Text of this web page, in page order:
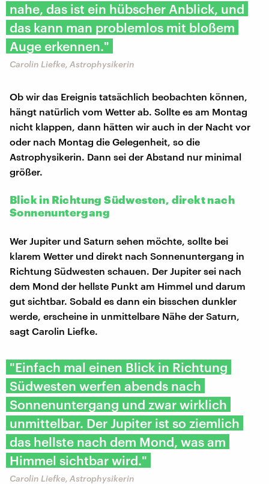
nahe, das ist ein hübscher Anblick, und
das kann man problemlos mit bloßem
Auge erkennen."
Carolin Liefke, Astrophysikerin
Ob wir das Ereignis tatsächlich beobachten können,
hängt natürlich vom Wetter ab. Sollte es am Montag
nicht klappen, dann hätten wir auch in der Nacht vor
oder nach Montag die Gelegenheit, so die
Astrophysikerin. Dann sei der Abstand nur minimal
größer.
Blick in Richtung Südwesten, direkt nach
Sonnenuntergang
Wer Jupiter und Saturn sehen möchte, sollte bei
klarem Wetter und direkt nach Sonnenuntergang in
Richtung Südwesten schauen. Der Jupiter sei nach
dem Mond der hellste Punkt am Himmel und darum
gut sichtbar. Sobald es dann ein bisschen dunkler
werde, erscheine in unmittelbare Nähe der Saturn,
sagt Carolin Liefke.
"Einfach mal einen Blick in Richtung
Südwesten werfen abends nach
Sonnenuntergang und zwar wirklich
unmittelbar. Der Jupiter ist so ziemlich
das hellste nach dem Mond, was am
Himmel sichtbar wird."
Carolin Liefke, Astrophysikerin